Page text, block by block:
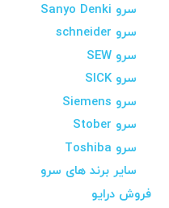
سرو Sanyo Denki
سرو schneider
سرو SEW
سرو SICK
سرو Siemens
سرو Stober
سرو Toshiba
سایر برند های سرو
فروش درایو